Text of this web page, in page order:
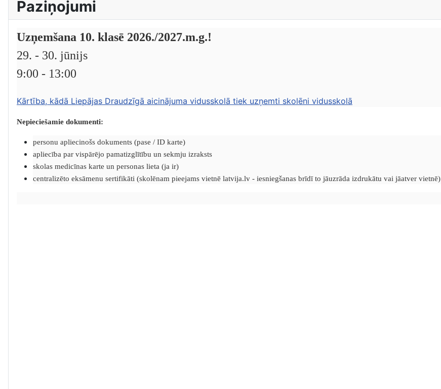
Paziņojumi
Uzņemšana 10. klasē 2026./2027.m.g.!
29. - 30. jūnijs
9:00 - 13:00
Kārtība, kādā Liepājas Draudzīgā aicinājuma vidusskolā tiek uzņemti skolēni vidusskolā
Nepieciešamie dokumenti:
personu apliecinošs dokuments (pase / ID karte)
apliecība par vispārējo pamatizglītību un sekmju izraksts
skolas medicīnas karte un personas lieta (ja ir)
centralizēto eksāmenu sertifikāti (skolēnam pieejams vietnē latvija.lv - iesniegšanas brīdī to jāuzrāda izdrukātu vai jāatver vietnē)